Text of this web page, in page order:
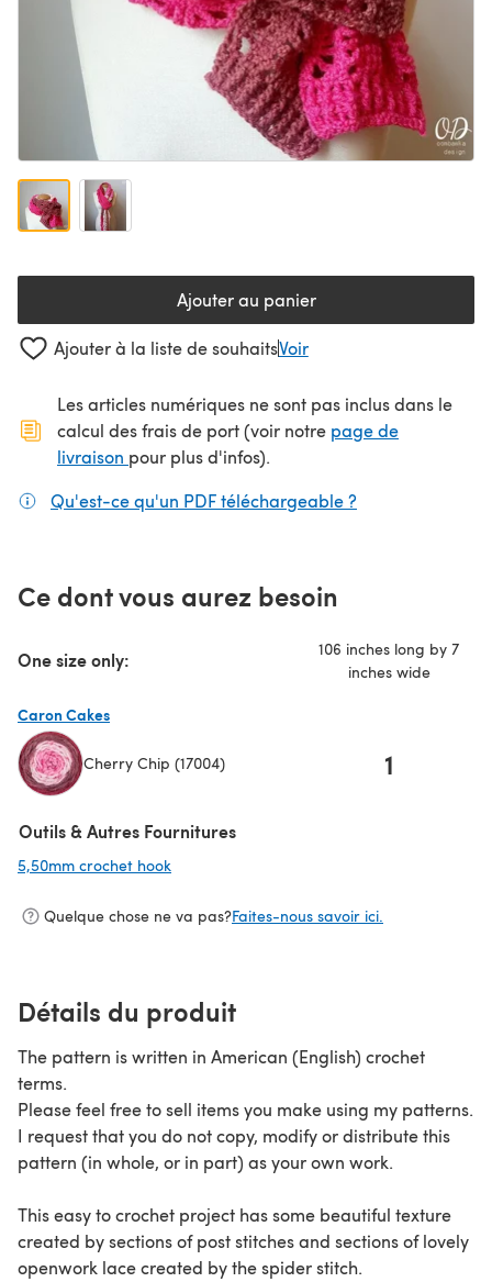
Ajouter au panier
Ajouter à la liste de souhaitsVoir
Les articles numériques ne sont pas inclus dans le
calcul des frais de port (voir notre page de
livraison (s'ouvre dans un nouvel onglet)
pour plus d'infos).
Qu'est-ce qu'un PDF téléchargeable ?
Ce dont vous aurez besoin
One size only:
106 inches long by 7
inches wide
Caron Cakes
Cherry Chip (17004) 1
Outils & Autres Fournitures
5,50mm crochet hook
Quelque chose ne va pas?Faites-nous savoir ici.
Détails du produit
The pattern is written in American (English) crochet
terms.
Please feel free to sell items you make using my patterns.
I request that you do not copy, modify or distribute this
pattern (in whole, or in part) as your own work.
This easy to crochet project has some beautiful texture
created by sections of post stitches and sections of lovely
openwork lace created by the spider stitch.